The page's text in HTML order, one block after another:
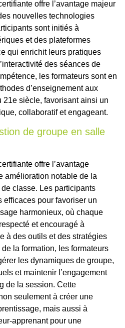
offre l’avantage majeur
nouvelles technologies
sont initiés à
et des plateformes
qui enrichit leurs pratiques
des séances de
les formateurs sont en
d’enseignement aux
21e siècle, favorisant ainsi un
collaboratif et engageant.
de groupe en salle
offre l’avantage
amélioration notable de la
classe. Les participants
pour favoriser un
harmonieux, où chaque
et encouragé à
à des outils et des stratégies
la formation, les formateurs
les dynamiques de groupe,
et maintenir l’engagement
de la session. Cette
seulement à créer une
mais aussi à
apprenant pour une